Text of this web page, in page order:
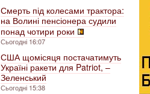
Смерть під колесами трактора:
на Волині пенсіонера судили
понад чотири роки
Сьогодні 16:07
США щомісяця постачатимуть
Україні ракети для Patriot, –
Зеленський
Сьогодні 15:38